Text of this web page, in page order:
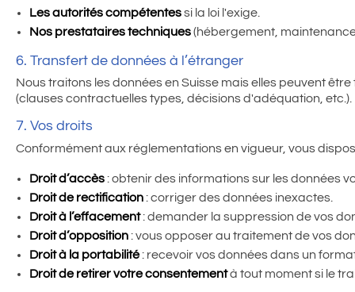
Les autorités compétentessi la loi l'exige.
Nos prestataires techniques(hébergement,
6. Transfert de données à l’étranger
Nous traitons les données en Suisse mais elles peuvent
(clauses contractuelles types, décisions d'adéquation, etc.).
7. Vos droits
Conformément aux réglementations en vigueur, vous
Droit d’accès: obtenir des informations sur les données
Droit de rectification: corriger des données inexactes.
Droit à l’effacement: demander la suppression de vos
Droit d’opposition: vous opposer au traitement de vos
Droit à la portabilité: recevoir vos données dans un
Droit de retirer votre consentementà tout moment si le